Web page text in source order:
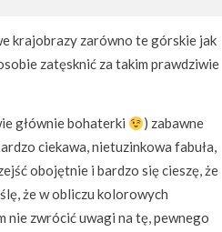
krajobrazy zarówno te górskie jak
zatęsknić za takim prawdziwie
głównie bohaterki
) zabawne
ciekawa, nietuzinkowa fabuła,
obojętnie i bardzo się cieszę, że
że w obliczu kolorowych
nie zwrócić uwagi na tę, pewnego